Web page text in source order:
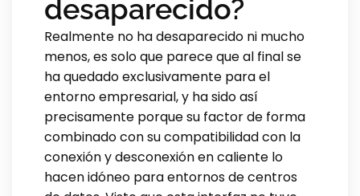
desaparecido?
Realmente no ha desaparecido ni mucho
menos, es solo que parece que al final se
ha quedado exclusivamente para el
entorno empresarial, y ha sido así
precisamente porque su factor de forma
combinado con su compatibilidad con la
conexión y desconexión en caliente lo
hacen idóneo para entornos de centros